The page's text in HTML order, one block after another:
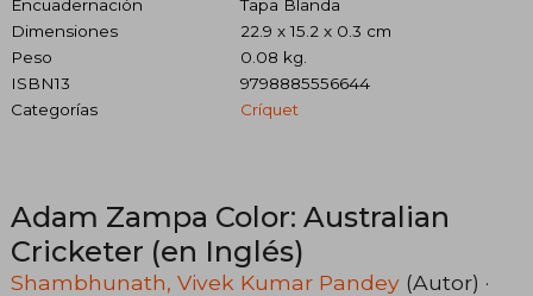
Encuadernación
Tapa Blanda
Dimensiones
22.9 x 15.2 x 0.3 cm
Peso
0.08 kg.
ISBN13
9798885556644
Categorías
Críquet
Adam Zampa Color: Australian
Cricketer (en Inglés)
Shambhunath, Vivek Kumar Pandey (Autor) ·